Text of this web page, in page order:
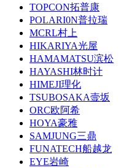
TOPCON拓普康
POLARI0N普拉瑞
MCRL村上
HIKARIYA光屋
HAMAMATSU滨松
HAYASHI林时计
HIMEJI理化
TSUBOSAKA壸坂
ORC欧阿希
HOYA豪雅
SAMJUNG三鼎
FUNATECH船越龙
EYE岩崎